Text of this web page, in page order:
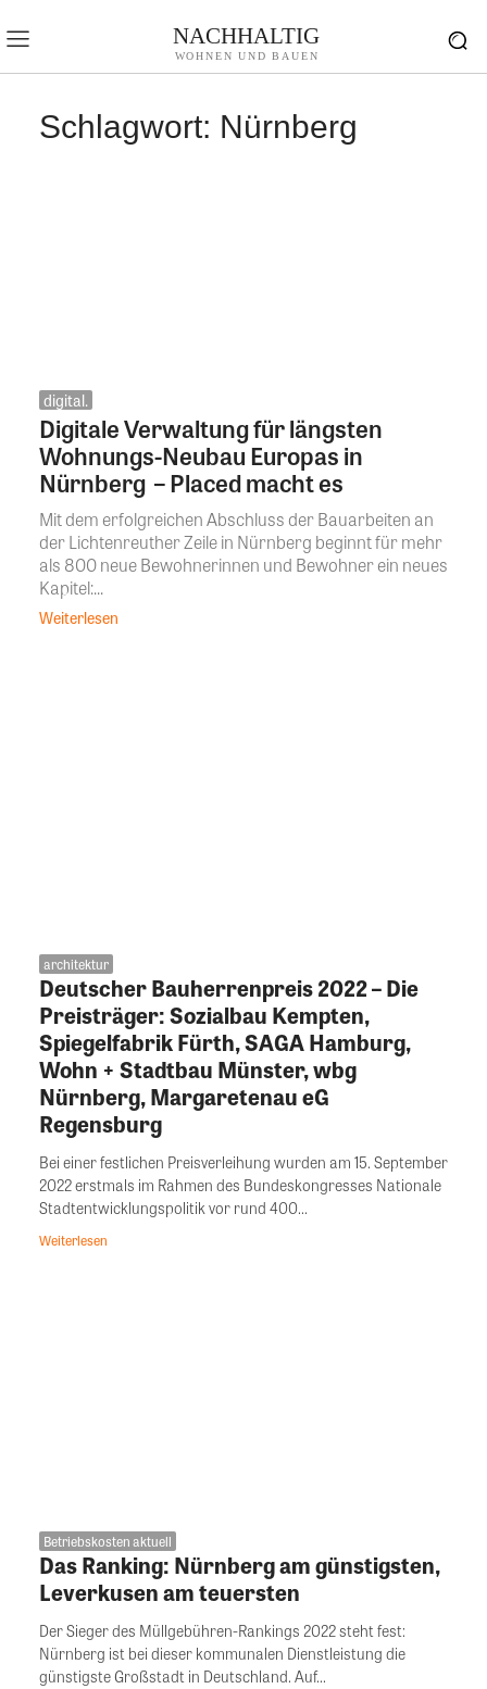
NACHHALTIG
WOHNEN UND BAUEN
Schlagwort: Nürnberg
digital.
Digitale Verwaltung für längsten
Wohnungs-Neubau Europas in
Nürnberg – Placed macht es
Mit dem erfolgreichen Abschluss der Bauarbeiten an
der Lichtenreuther Zeile in Nürnberg beginnt für mehr
als 800 neue Bewohnerinnen und Bewohner ein neues
Kapitel:...
Weiterlesen
architektur
Deutscher Bauherrenpreis 2022 – Die
Preisträger: Sozialbau Kempten,
Spiegelfabrik Fürth, SAGA Hamburg,
Wohn + Stadtbau Münster, wbg
Nürnberg, Margaretenau eG
Regensburg
Bei einer festlichen Preisverleihung wurden am 15. September
2022 erstmals im Rahmen des Bundeskongresses Nationale
Stadtentwicklungspolitik vor rund 400...
Weiterlesen
Betriebskosten aktuell
Das Ranking: Nürnberg am günstigsten,
Leverkusen am teuersten
Der Sieger des Müllgebühren-Rankings 2022 steht fest:
Nürnberg ist bei dieser kommunalen Dienstleistung die
günstigste Großstadt in Deutschland. Auf...